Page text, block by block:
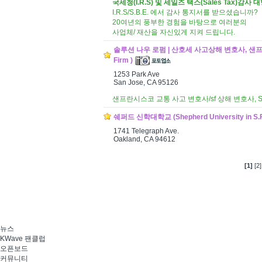
국세청(I.R.S) 및 세일즈 택스(Sales Tax)감사 대
I.R.S/S.B.E. 에서 감사 통지서를 받으셨습니까?
20여년의 풍부한 경험을 바탕으로 여러분의
사업체/ 재산을 자신있게 지켜 드립니다.
솔루션 나우 로펌 | 산호세 사고상해 변호사,
Firm )
1253 Park Ave
San Jose, CA 95126
샌프란시스코 교통 사고 변호사/sf 상해 변호사,
쉐퍼드 신학대학교 (Shepherd University in
1741 Telegraph Ave.
Oakland, CA 94612
[1] [2]
뉴스
KWave 팬클럽
오픈보드
커뮤니티